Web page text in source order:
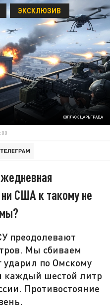
КОЛЛАЖ ЦАРЬГРАДА
ЭКСКЛЮЗИВ
США к такому не
преодолевают
Мы сбиваем
ударил по Омскому
каждый шестой литр
Противостояние